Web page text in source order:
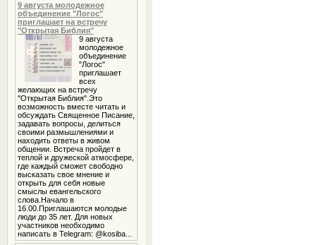
9 августа молодежное
объединение "Логос"
приглашает на встречу
"Открытая Библия"
9 августа
молодежное
объединение
"Логос"
приглашает
всех
желающих на встречу
"Открытая Библия".Это
возможность вместе читать и
обсуждать Священное Писание,
задавать вопросы, делиться
своими размышлениями и
находить ответы в живом
общении. Встреча пройдет в
теплой и дружеской атмосфере,
где каждый сможет свободно
высказать свое мнение и
открыть для себя новые
смыслы евангельского
слова.Начало в
16.00.Приглашаются молодые
люди до 35 лет. Для новых
участников необходимо
написать в Telegram: @kosiba...